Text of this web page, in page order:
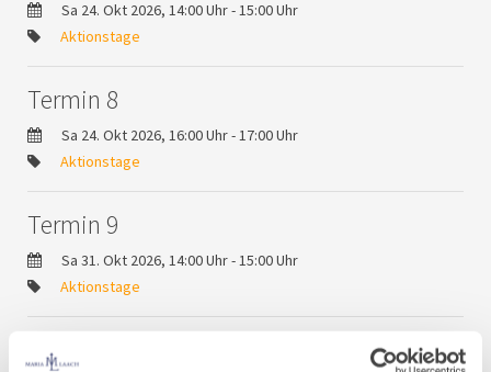
Sa 24. Okt 2026, 14:00 Uhr - 15:00 Uhr
Aktionstage
Termin 8
Sa 24. Okt 2026, 16:00 Uhr - 17:00 Uhr
Aktionstage
Termin 9
Sa 31. Okt 2026, 14:00 Uhr - 15:00 Uhr
Aktionstage
Termin 10